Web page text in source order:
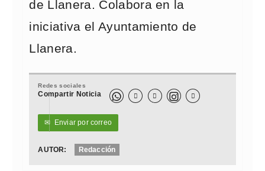
de Llanera. Colabora en la
iniciativa el Ayuntamiento de
Llanera.
Redes sociales
Compartir Noticia   
✉ Enviar por correo
AUTOR: Redacción